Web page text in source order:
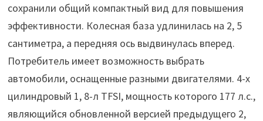
сохранили общий компактный вид для повышения
эффективности. Колесная база удлинилась на 2, 5
сантиметра, а передняя ось выдвинулась вперед.
Потребитель имеет возможность выбрать
автомобили, оснащенные разными двигателями. 4-х
цилиндровый 1, 8-л TFSI, мощность которого 177 л.с.,
являющийся обновленной версией предыдущего 2,